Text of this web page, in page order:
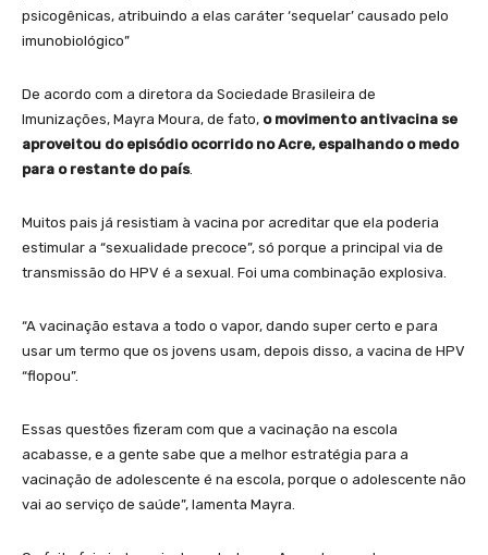
psicogênicas, atribuindo a elas caráter ‘sequelar’ causado pelo
imunobiológico”
De acordo com a diretora da Sociedade Brasileira de
Imunizações, Mayra Moura, de fato, o movimento antivacina se
aproveitou do episódio ocorrido no Acre, espalhando o medo
para o restante do país.
Muitos pais já resistiam à vacina por acreditar que ela poderia
estimular a “sexualidade precoce”, só porque a principal via de
transmissão do HPV é a sexual. Foi uma combinação explosiva.
“A vacinação estava a todo o vapor, dando super certo e para
usar um termo que os jovens usam, depois disso, a vacina de HPV
“flopou”.
Essas questões fizeram com que a vacinação na escola
acabasse, e a gente sabe que a melhor estratégia para a
vacinação de adolescente é na escola, porque o adolescente não
vai ao serviço de saúde”, lamenta Mayra.